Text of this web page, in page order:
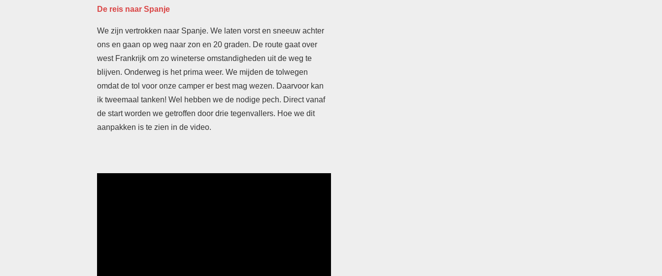
De reis naar Spanje
We zijn vertrokken naar Spanje. We laten vorst en sneeuw achter
ons en gaan op weg naar zon en 20 graden. De route gaat over
west Frankrijk om zo wineterse omstandigheden uit de weg te
blijven. Onderweg is het prima weer. We mijden de tolwegen
omdat de tol voor onze camper er best mag wezen. Daarvoor kan
ik tweemaal tanken! Wel hebben we de nodige pech. Direct vanaf
de start worden we getroffen door drie tegenvallers. Hoe we dit
aanpakken is te zien in de video.